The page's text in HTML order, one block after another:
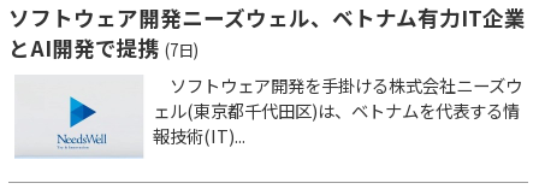
ソフトウェア開発ニーズウェル、ベトナム有力IT企業
とAI開発で提携 (7日)
ソフトウェア開発を手掛ける株式会社ニーズウ
ェル(東京都千代田区)は、ベトナムを代表する情
報技術(IT)...